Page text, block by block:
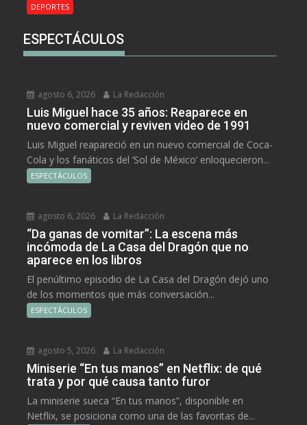
DEPORTES
ESPECTÁCULOS
agosto 6, 2026 La Redacción
Luis Miguel hace 35 años: Reaparece en
nuevo comercial y reviven video de 1991
Luis Miguel reapareció en un nuevo comercial de Coca-
Cola y los fanáticos del ‘Sol de México’ enloquecieron...
ESPECTÁCULOS
agosto 6, 2026 La Redacción
“Da ganas de vomitar”: La escena más
incómoda de La Casa del Dragón que no
aparece en los libros
El penúltimo episodio de La Casa del Dragón dejó uno
de los momentos que más conversación...
ESPECTÁCULOS
agosto 5, 2026 La Redacción
Miniserie “En tus manos” en Netflix: de qué
trata y por qué causa tanto furor
La miniserie sueca “En tus manos”, disponible en
Netflix, se posiciona como una de las favoritas de...